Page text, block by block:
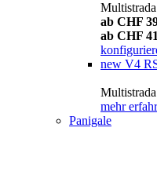
ab CHF
ab CHF
new V4
mehr
Panigale